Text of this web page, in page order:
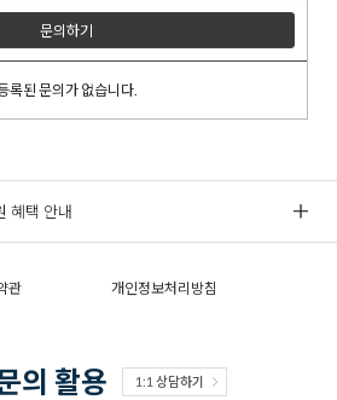
문의하기
록된 문의가 없습니다.
혜택 안내
관 개인정보처리방침
의 활용 1:1 상담하기